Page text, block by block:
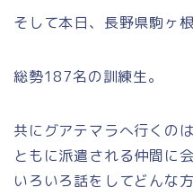
そして本日、長野県駒ヶ
総勢187名の訓練生。
共にグアテマラへ行くの
ともに派遣される仲間に
いろいろ話をしてどんな